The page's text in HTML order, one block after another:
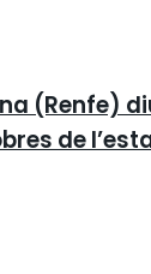
(Renfe)
de